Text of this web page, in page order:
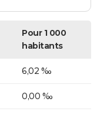
Pour 1 000
habitants
6,02 ‰
0,00 ‰